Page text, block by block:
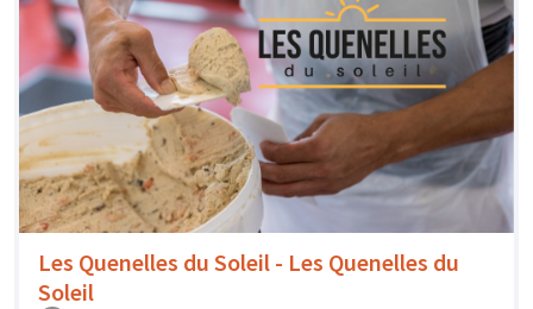
Les Quenelles du Soleil - Les Quenelles du
Soleil